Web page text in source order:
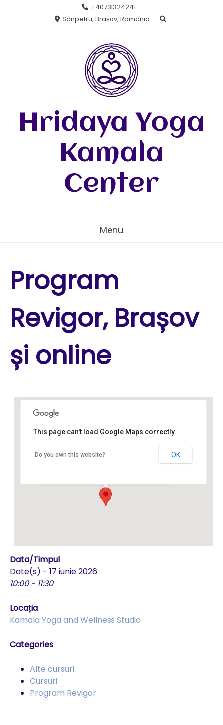
+40731324241
Sânpetru, Brașov, România
Hridaya Yoga
Kamala
Center
Menu
Program
Revigor, Brașov
și online
Kamala Yoga and Wellness
This page can't load Google Maps correctly.
Do you own this website? OK
Data/Timpul
Date(s) - 17 iunie 2026
10:00 - 11:30
Locația
Kamala Yoga and Wellness Studio
Categories
Alte cursuri
Cursuri
Program Revigor